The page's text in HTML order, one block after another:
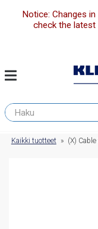
Notice: Changes
check the
Kaikki tuotteet » (X)